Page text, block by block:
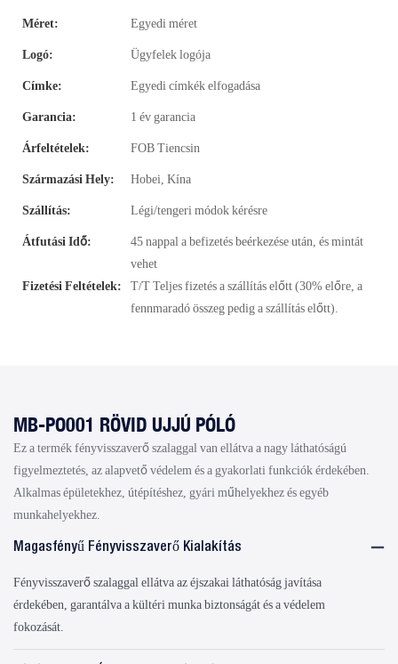
Méret: Egyedi méret
Logó: Ügyfelek logója
Címke: Egyedi címkék elfogadása
Garancia: 1 év garancia
Árfeltételek: FOB Tiencsin
Származási Hely: Hobei, Kína
Szállítás: Légi/tengeri módok kérésre
Átfutási Idő:
45 nappal a befizetés beérkezése után, és mintát
vehet
Fizetési Feltételek:
T/T Teljes fizetés a szállítás előtt (30% előre, a
fennmaradó összeg pedig a szállítás előtt).
MB-PO001 RÖVID UJJÚ PÓLÓ
Ez a termék fényvisszaverő szalaggal van ellátva a nagy láthatóságú
figyelmeztetés, az alapvető védelem és a gyakorlati funkciók érdekében.
Alkalmas épületekhez, útépítéshez, gyári műhelyekhez és egyéb
munkahelyekhez.
Magasfényű Fényvisszaverő Kialakítás
Fényvisszaverő szalaggal ellátva az éjszakai láthatóság javítása
érdekében, garantálva a kültéri munka biztonságát és a védelem
fokozását.